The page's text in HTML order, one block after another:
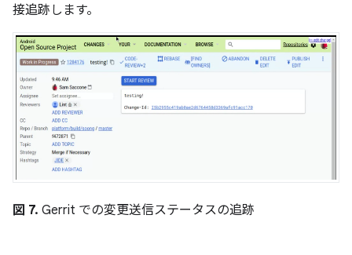
接追跡します。
図 7. Gerrit での変更送信ステータスの追跡